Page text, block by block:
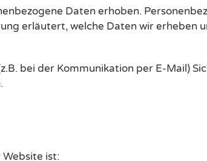
Daten erhoben.
erläutert, welche Daten wir erheben
bei der Kommunikation per E-Mail)
ist: